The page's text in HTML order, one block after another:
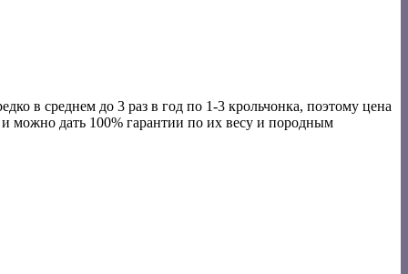
в среднем до 3 раз в год по 1-3 крольчонка, поэтому цена
можно дать 100% гарантии по их весу и породным